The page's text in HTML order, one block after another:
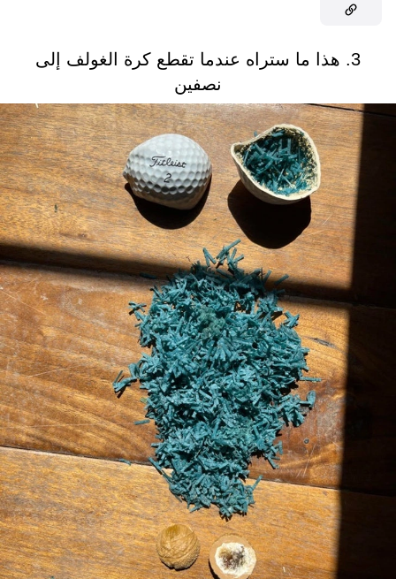
3. هذا ما ستراه عندما تقطع كرة الغولف إلى
نصفين